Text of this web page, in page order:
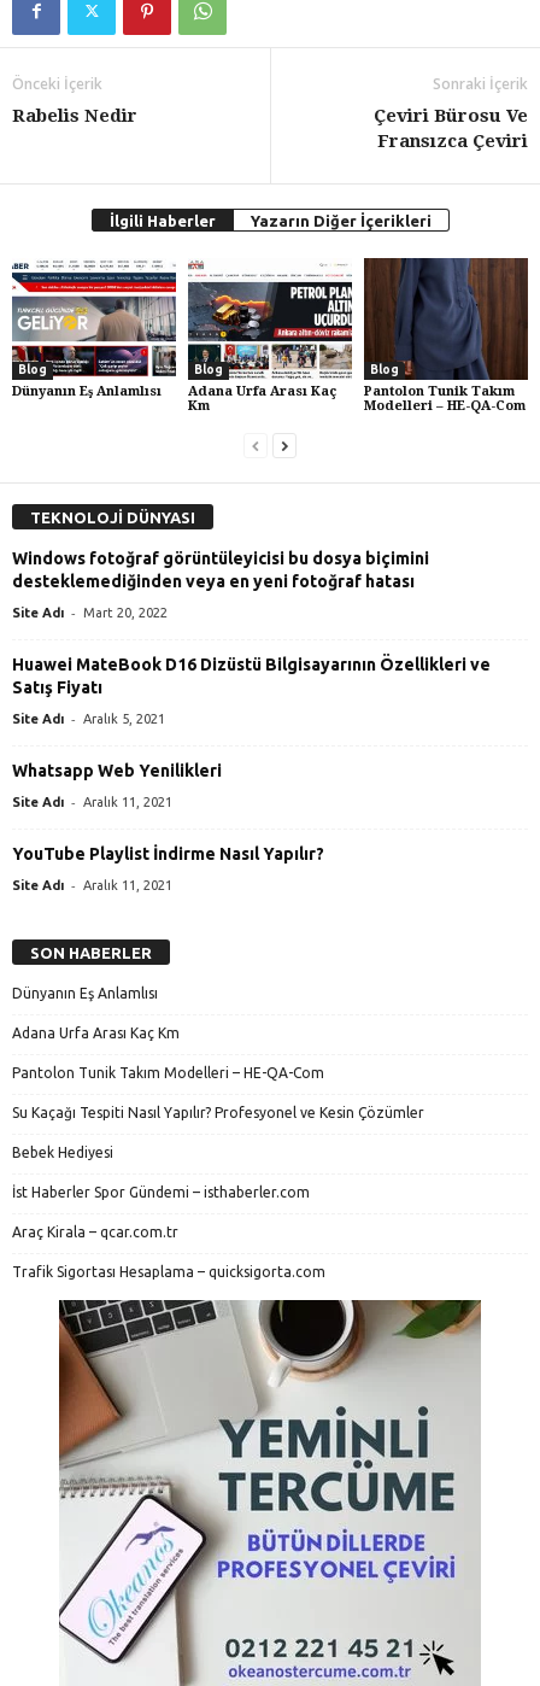
Önceki İçerik
Rabelis Nedir
Sonraki İçerik
Çeviri Bürosu Ve
Fransızca Çeviri
İlgili Haberler Yazarın Diğer İçerikleri
Blog
Dünyanın Eş Anlamlısı
Blog
Adana Urfa Arası Kaç
Km
Blog
Pantolon Tunik Takım
Modelleri – HE-QA-Com
TEKNOLOJİ DÜNYASI
Windows fotoğraf görüntüleyicisi bu dosya biçimini
desteklemediğinden veya en yeni fotoğraf hatası
Site Adı - Mart 20, 2022
Huawei MateBook D16 Dizüstü Bilgisayarının Özellikleri ve
Satış Fiyatı
Site Adı - Aralık 5, 2021
Whatsapp Web Yenilikleri
Site Adı - Aralık 11, 2021
YouTube Playlist İndirme Nasıl Yapılır?
Site Adı - Aralık 11, 2021
SON HABERLER
Dünyanın Eş Anlamlısı
Adana Urfa Arası Kaç Km
Pantolon Tunik Takım Modelleri – HE-QA-Com
Su Kaçağı Tespiti Nasıl Yapılır? Profesyonel ve Kesin Çözümler
Bebek Hediyesi
İst Haberler Spor Gündemi – isthaberler.com
Araç Kirala – qcar.com.tr
Trafik Sigortası Hesaplama – quicksigorta.com